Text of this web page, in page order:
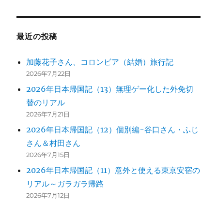
最近の投稿
加藤花子さん、コロンビア（結婚）旅行記
2026年7月22日
2026年日本帰国記（13）無理ゲー化した外免切
替のリアル
2026年7月21日
2026年日本帰国記（12）個別編-谷口さん・ふじ
さん＆村田さん
2026年7月15日
2026年日本帰国記（11）意外と使える東京安宿の
リアル～ガラガラ帰路
2026年7月12日